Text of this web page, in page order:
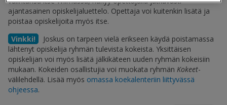
ajantasainen opiskelijaluettelo. Opettaja voi kuitenkin lisätä ja
poistaa opiskelijoita myös itse.
Vinkki!
Joskus on tarpeen vielä erikseen käydä poistamassa
lähtenyt opiskelija ryhmän tulevista kokeista. Yksittäisen
opiskelijan voi myös lisätä jälkikäteen uuden ryhmän kokeisiin
mukaan. Kokeiden osallistujia voi muokata ryhmän Kokeet-
välilehdellä. Lisää myös omassa koekalenteriin liittyvässä
ohjeessa.